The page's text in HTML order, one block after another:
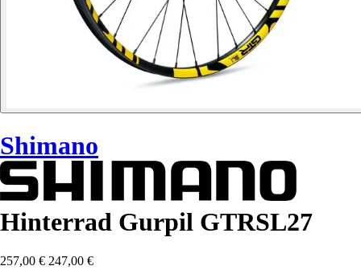
Shimano
Hinterrad Gurpil GTRSL27
257,00 € 247,00 €